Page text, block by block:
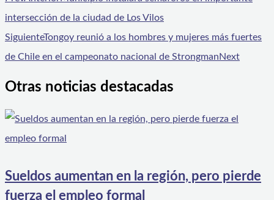
intersección de la ciudad de Los Vilos
SiguienteTongoy reunió a los hombres y mujeres más fuertes
de Chile en el campeonato nacional de StrongmanNext
Otras noticias destacadas
Sueldos aumentan en la región, pero pierde
fuerza el empleo formal